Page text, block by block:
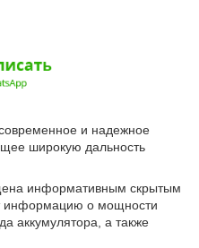
и надежное
широкую дальность
информативным скрытым
информацию о мощности
аккумулятора, а также